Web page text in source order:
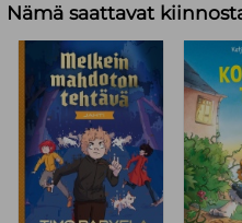
Höpersankarit-sarja tarjoilee
toiminut Ernest Lawson tietää,
nauramaan, ja Maria Makkosen
tukevat mainiosti lukemista.
Näyttelijä ja juontaja Ernest
kanssa
-kisan voittajana ja
Lawson on siviiliammatiltaan
Nämä saattavat